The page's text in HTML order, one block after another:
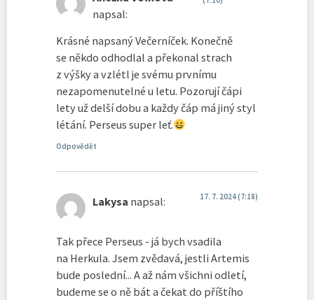
napsal:
Krásné napsaný Večerníček. Konečně
se někdo odhodlal a překonal strach
z výšky a vzlétl je svému prvnímu
nezapomenutelné u letu. Pozorují čápi
lety už delší dobu a každy čáp má jiný styl
létání. Perseus super leť.
Odpovědět
Lakysa napsal: 17. 7. 2024 (7:18)
Tak přece Perseus - já bych vsadila
na Herkula. Jsem zvědavá, jestli Artemis
bude poslední... A až nám všichni odletí,
budeme se o ně bát a čekat do příštího